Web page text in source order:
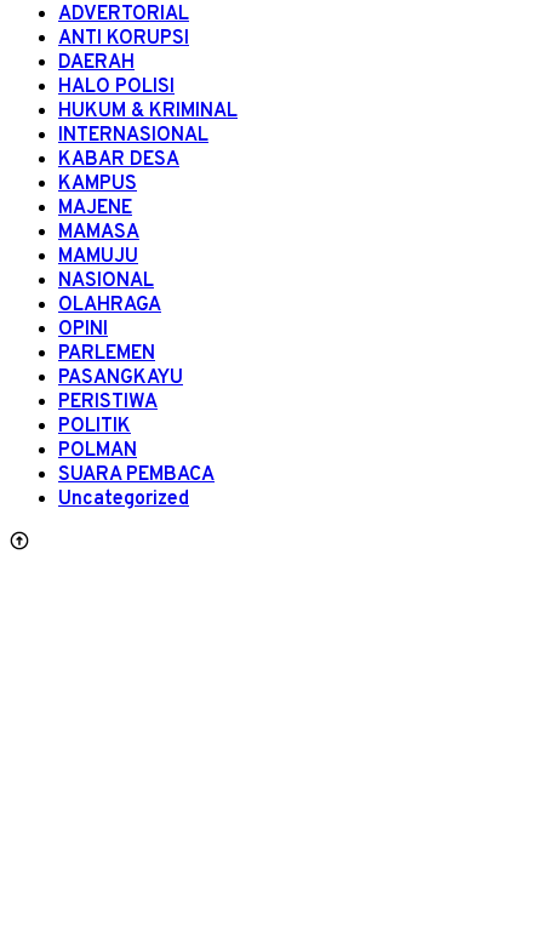
ADVERTORIAL
ANTI KORUPSI
DAERAH
HALO POLISI
HUKUM & KRIMINAL
INTERNASIONAL
KABAR DESA
KAMPUS
MAJENE
MAMASA
MAMUJU
NASIONAL
OLAHRAGA
OPINI
PARLEMEN
PASANGKAYU
PERISTIWA
POLITIK
POLMAN
SUARA PEMBACA
Uncategorized